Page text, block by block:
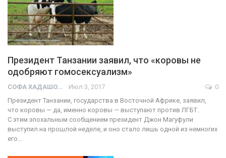
Президент Танзании заявил, что «коровы не
одобряют гомосексуализм»
СОФА ХАДАШОТ Июл 3, 2017
0
Президент Танзании, государства в Восточной Африке, заявил,
что коровы — да, именно коровы — выступают против ЛГБТ.
С этим эпохальным сообщением президент Джон Магуфули
выступил на прошлой неделе, и оно стало лишь одной из немногих
его…